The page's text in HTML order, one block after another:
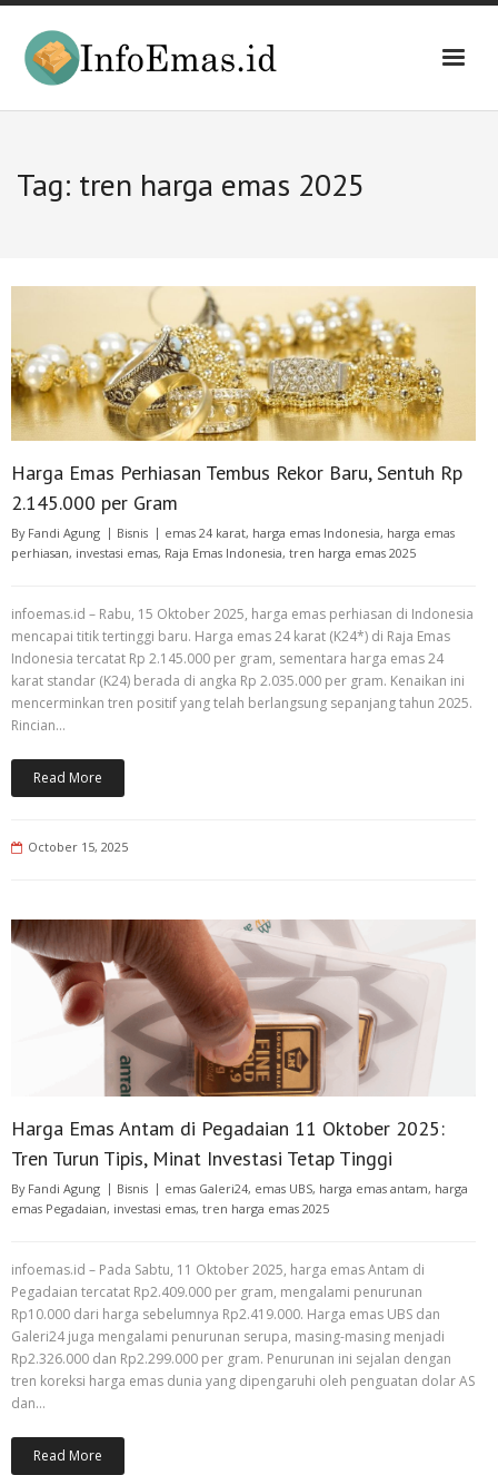
Skip
content
Tag: tren harga emas 2025
Harga Emas Perhiasan Tembus Rekor Baru, Sentuh Rp
2.145.000 per Gram
By Fandi Agung Bisnis emas 24 karat, harga emas Indonesia, harga emas
perhiasan, investasi emas, Raja Emas Indonesia, tren harga emas 2025
infoemas.id – Rabu, 15 Oktober 2025, harga emas perhiasan di Indonesia
mencapai titik tertinggi baru. Harga emas 24 karat (K24*) di Raja Emas
Indonesia tercatat Rp 2.145.000 per gram, sementara harga emas 24
karat standar (K24) berada di angka Rp 2.035.000 per gram. Kenaikan ini
mencerminkan tren positif yang telah berlangsung sepanjang tahun 2025.
Rincian…
Read More
October 15, 2025
Harga Emas Antam di Pegadaian 11 Oktober 2025:
Tren Turun Tipis, Minat Investasi Tetap Tinggi
By Fandi Agung Bisnis emas Galeri24, emas UBS, harga emas antam, harga
emas Pegadaian, investasi emas, tren harga emas 2025
infoemas.id – Pada Sabtu, 11 Oktober 2025, harga emas Antam di
Pegadaian tercatat Rp2.409.000 per gram, mengalami penurunan
Rp10.000 dari harga sebelumnya Rp2.419.000. Harga emas UBS dan
Galeri24 juga mengalami penurunan serupa, masing-masing menjadi
Rp2.326.000 dan Rp2.299.000 per gram. Penurunan ini sejalan dengan
tren koreksi harga emas dunia yang dipengaruhi oleh penguatan dolar AS
dan…
Read More